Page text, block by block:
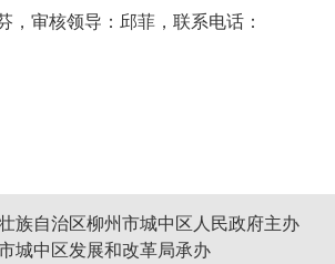
，审核领导：邱菲，联系电话：
族自治区柳州市城中区人民政府主办
城中区发展和改革局承办